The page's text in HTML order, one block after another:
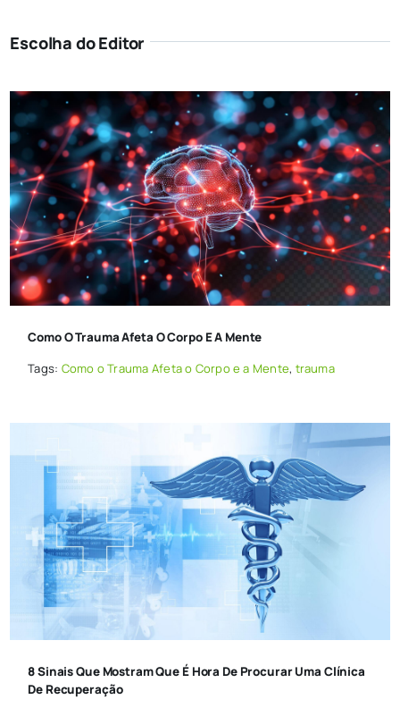
Escolha do Editor
Como O Trauma Afeta O Corpo E A Mente
Tags: Como o Trauma Afeta o Corpo e a Mente, trauma
8 Sinais Que Mostram Que É Hora De Procurar Uma Clínica
De Recuperação